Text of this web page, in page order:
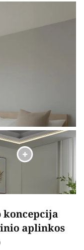
koncepcija
aplinkos